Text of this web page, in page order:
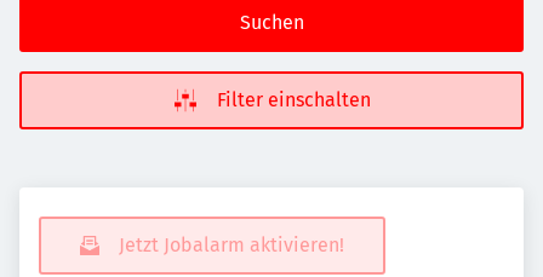
Suchen
Filter einschalten
Jetzt Jobalarm aktivieren!